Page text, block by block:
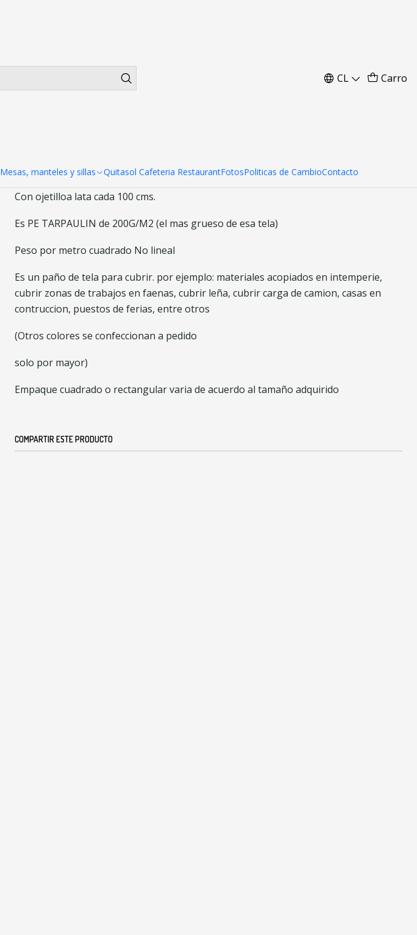
CL Carro
Mesas, manteles y sillas Quitasol Cafeteria RestaurantFotosPoliticas de CambioContacto
|
Lona Multiusos 8x10 mts.
LONA MULTIUSO AZUL
Con ojetilloa lata cada 100 cms.
Es PE TARPAULIN de 200G/M2 (el mas grueso de esa tela)
Peso por metro cuadrado No lineal
Es un paño de tela para cubrir. por ejemplo: materiales acopiados en intemperie,
cubrir zonas de trabajos en faenas, cubrir leña, cubrir carga de camion, casas en
contruccion, puestos de ferias, entre otros
(Otros colores se confeccionan a pedido
solo por mayor)
Empaque cuadrado o rectangular varia de acuerdo al tamaño adquirido
COMPARTIR ESTE PRODUCTO